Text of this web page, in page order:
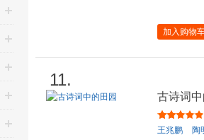
加入购物
11.
古诗词
王兆鹏
陶